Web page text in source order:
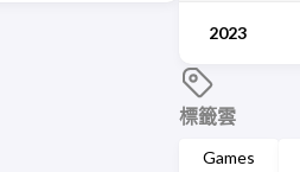
2023
標籤雲
Games